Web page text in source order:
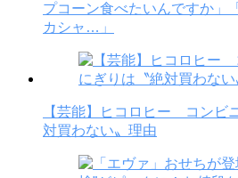
プコーン食べたいんですか」
カシャ…」
【芸能】ヒコロヒー コンビ
対買わない〟理由